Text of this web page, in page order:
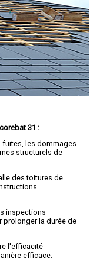
31 :
les dommages
structurels de
des toitures de
inspections
prolonger la durée de
l'efficacité
efficace.